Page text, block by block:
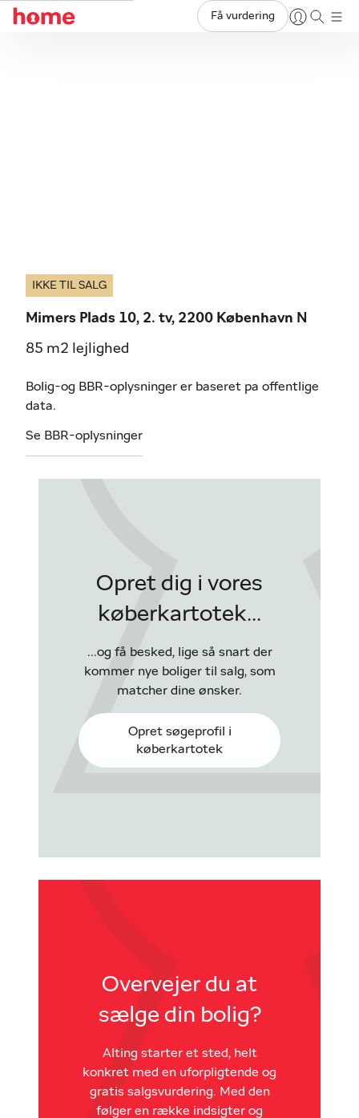
Få vurdering
IKKE TIL SALG
Mimers Plads 10, 2. tv, 2200 København N
85 m2 lejlighed
Bolig-og BBR-oplysninger er baseret pa offentlige
data.
Se BBR-oplysninger
Opret dig i vores
køberkartotek...
...og få besked, lige så snart der
kommer nye boliger til salg, som
matcher dine ønsker.
Opret søgeprofil i
køberkartotek
Overvejer du at
sælge din bolig?
Alting starter et sted, helt
konkret med en uforpligtende og
gratis salgsvurdering. Med den
følger en række indsigter og